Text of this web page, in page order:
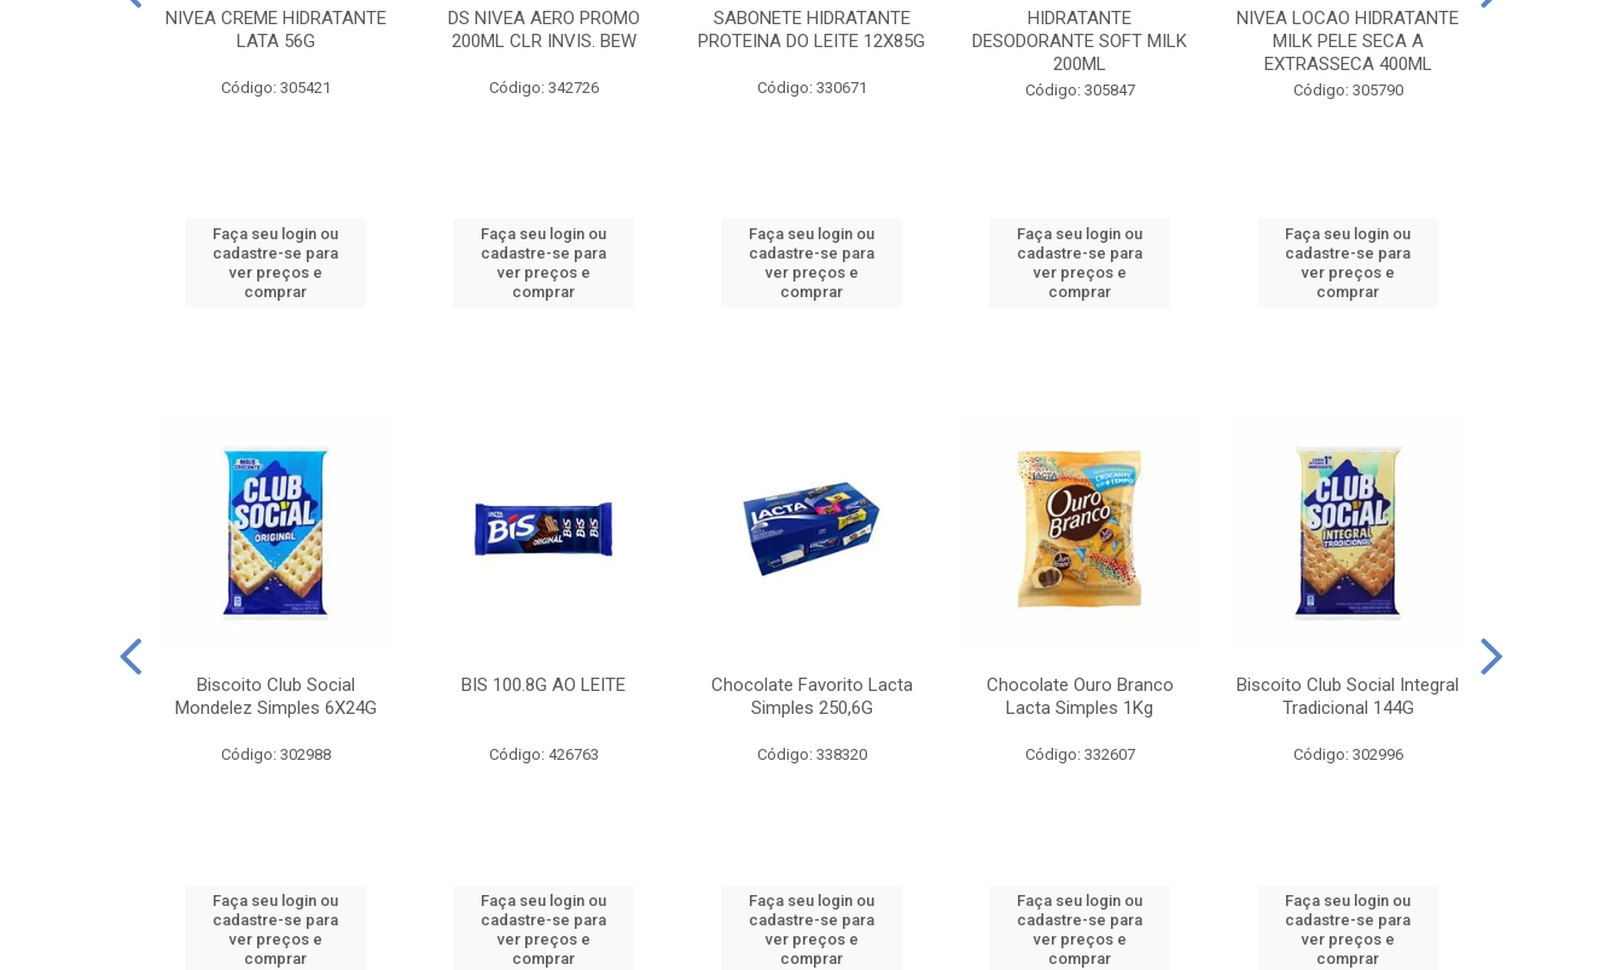
NIVEA CREME HIDRATANTE
LATA 56G
Código: 305421
Faça seu login ou
cadastre-se para
ver preços e
comprar
DS NIVEA AERO PROMO
200ML CLR INVIS. BEW
Código: 342726
Faça seu login ou
cadastre-se para
ver preços e
comprar
SABONETE HIDRATANTE
PROTEINA DO LEITE 12X85G
Código: 330671
Faça seu login ou
cadastre-se para
ver preços e
comprar
HIDRATANTE
DESODORANTE SOFT MILK
200ML
Código: 305847
Faça seu login ou
cadastre-se para
ver preços e
comprar
NIVEA LOCAO HIDRATANTE
MILK PELE SECA A
EXTRASSECA 400ML
Código: 305790
Faça seu login ou
cadastre-se para
ver preços e
comprar
Biscoito Club Social
Mondelez Simples 6X24G
Código: 302988
Faça seu login ou
cadastre-se para
ver preços e
comprar
BIS 100.8G AO LEITE
Código: 426763
Faça seu login ou
cadastre-se para
ver preços e
comprar
Chocolate Favorito Lacta
Simples 250,6G
Código: 338320
Faça seu login ou
cadastre-se para
ver preços e
comprar
Chocolate Ouro Branco
Lacta Simples 1Kg
Código: 332607
Faça seu login ou
cadastre-se para
ver preços e
comprar
Biscoito Club Social Integral
Tradicional 144G
Código: 302996
Faça seu login ou
cadastre-se para
ver preços e
comprar